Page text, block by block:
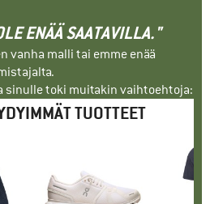
ENÄÄ SAATAVILLA."
vanha malli tai emme enää
sinulle toki muitakin vaihtoehtoja:
TUOTTEET